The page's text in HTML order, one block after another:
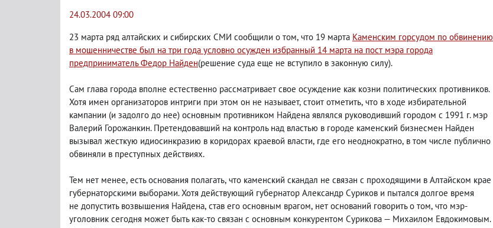
24.03.2004 09:00
23 марта ряд алтайских и сибирских СМИ сообщили о том, что 19 марта Каменским горсудом по обвинению
в мошенничестве был на три года условно осужден избранный 14 марта на пост мэра города
предприниматель Федор Найден(решение суда еще не вступило в законную силу).
Сам глава города вполне естественно рассматривает свое осуждение как козни политических противников.
Хотя имен организаторов интриги при этом он не называет, стоит отметить, что в ходе избирательной
кампании (и задолго до нее) основным противником Найдена являлся руководивший городом с 1991 г. мэр
Валерий Горожанкин. Претендовавший на контроль над властью в городе каменский бизнесмен Найден
вызывал жесткую идиосинкразию в коридорах краевой власти, где его неоднократно, в том числе публично
обвиняли в преступных действиях.
Тем нет менее, есть основания полагать, что каменский скандал не связан с проходящими в Алтайском крае
губернаторскими выборами. Хотя действующий губернатор Александр Суриков и пытался долгое время
не допустить возвышения Найдена, став его основным врагом, нет оснований говорить о том, что мэр-
уголовник сегодня может быть как-то связан с основным конкурентом Сурикова — Михаилом Евдокимовым.